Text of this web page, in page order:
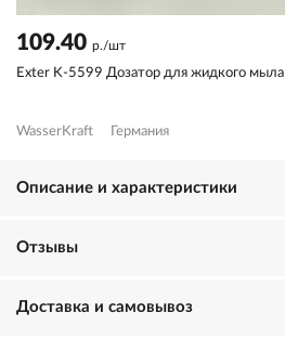
109.40 р./шт
Exter K-5599 Дозатор для жидкого мыла
WasserKraft Германия
Описание и характеристики
Отзывы
Доставка и самовывоз